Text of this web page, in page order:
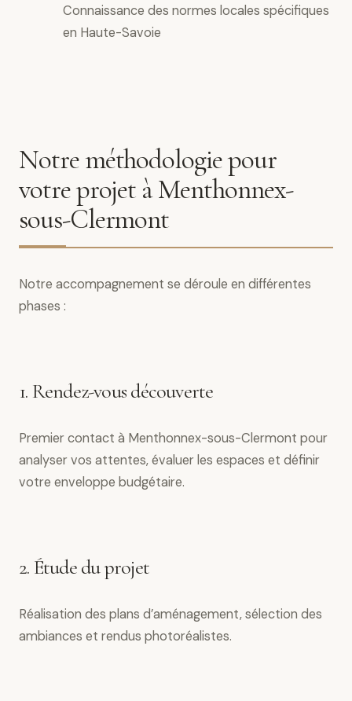
Connaissance des normes locales spécifiques
en Haute-Savoie
Notre méthodologie pour
votre projet à Menthonnex-
sous-Clermont
Notre accompagnement se déroule en différentes
phases :
1. Rendez-vous découverte
Premier contact à Menthonnex-sous-Clermont pour
analyser vos attentes, évaluer les espaces et définir
votre enveloppe budgétaire.
2. Étude du projet
Réalisation des plans d’aménagement, sélection des
ambiances et rendus photoréalistes.